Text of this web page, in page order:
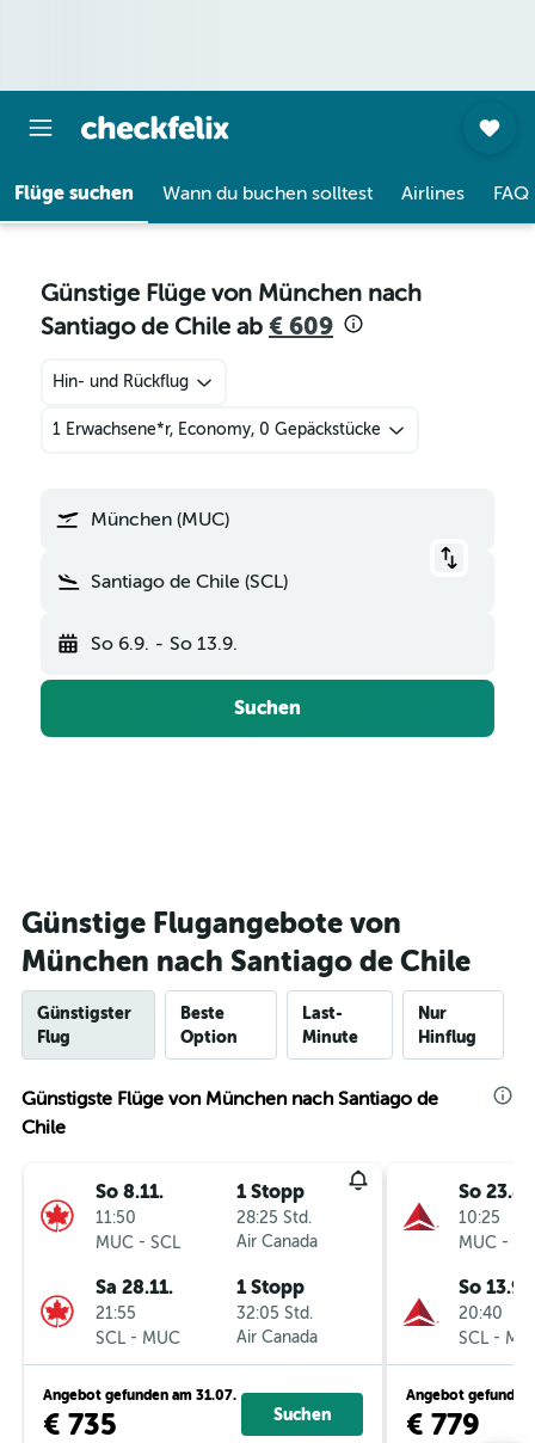
Flüge suchen Wann du buchen solltest Airlines FAQ
Günstige Flüge von München nach
Santiago de Chile ab € 609
Hin- und Rückflug
1 Erwachsene*r, Economy, 0 Gepäckstücke
München (MUC)
Santiago de Chile (SCL)
So 6.9. - So 13.9.
Suchen
Günstige Flugangebote von
München nach Santiago de Chile
Günstigster
Flug
Beste
Option
Last-
Minute
Nur
Hinflug
Günstigste Flüge von München nach Santiago de
Chile
So 8.11.
11:50
MUC - SCL
1 Stopp
28:25 Std.
Air Canada
Sa 28.11.
21:55
SCL - MUC
1 Stopp
32:05 Std.
Air Canada
Angebot gefunden am 31.07.
€ 735 Suchen
So 23.8.
10:25
MUC -
So 13.9.
20:40
SCL -
Angebot gefunden
€ 779